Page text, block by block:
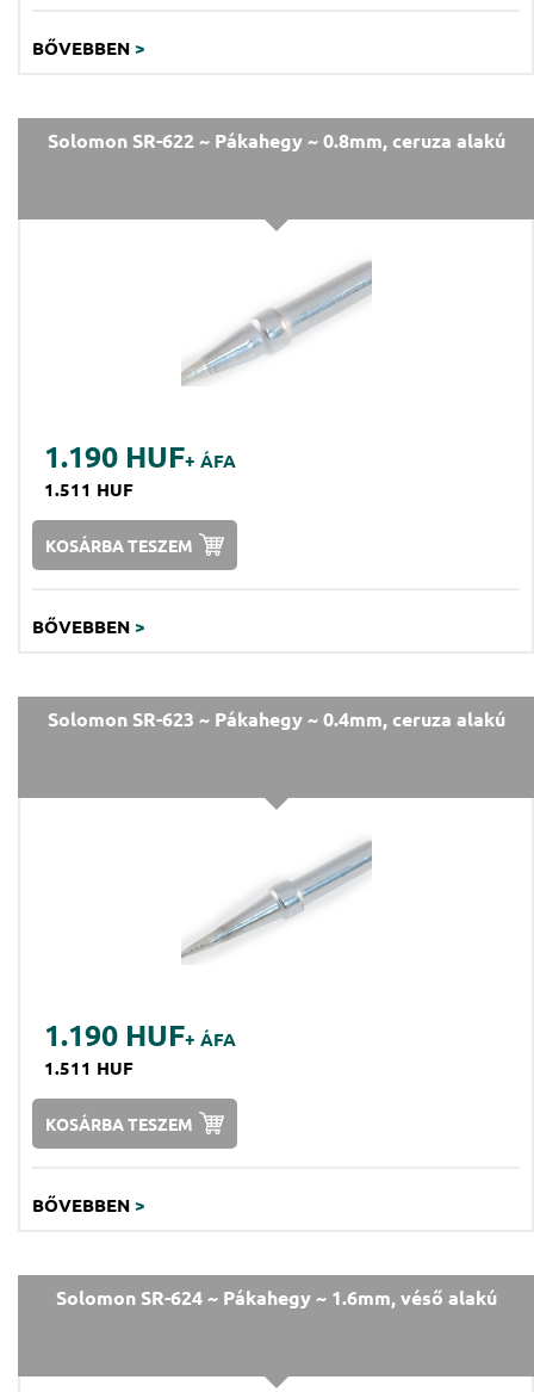
BŐVEBBEN >
Solomon SR-622 ~ Pákahegy ~ 0.8mm, ceruza alakú
1.190 HUF+ ÁFA
1.511 HUF
KOSÁRBA TESZEM
BŐVEBBEN >
Solomon SR-623 ~ Pákahegy ~ 0.4mm, ceruza alakú
1.190 HUF+ ÁFA
1.511 HUF
KOSÁRBA TESZEM
BŐVEBBEN >
Solomon SR-624 ~ Pákahegy ~ 1.6mm, véső alakú